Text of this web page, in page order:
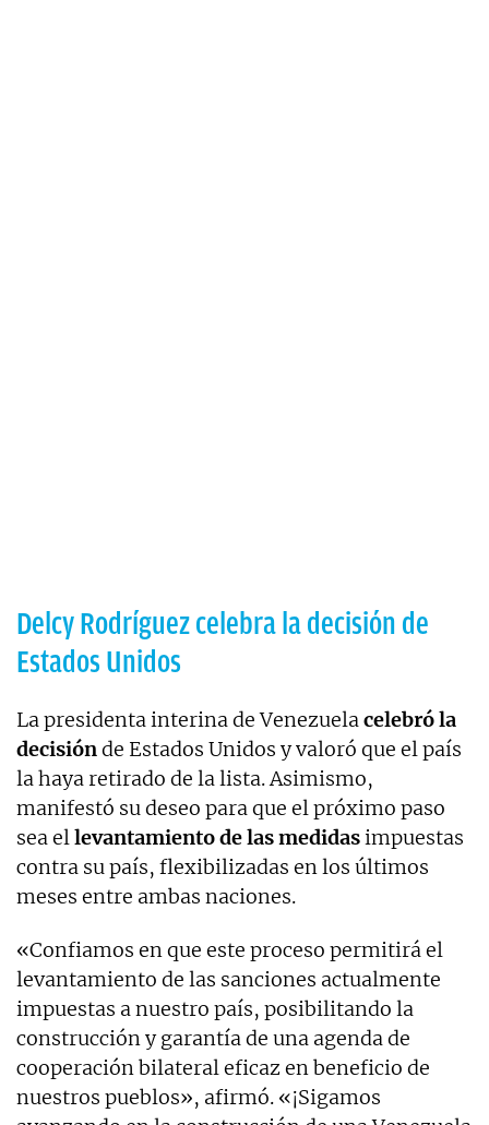
Delcy Rodríguez celebra la decisión de
Estados Unidos
La presidenta interina de Venezuelacelebró la
decisiónde Estados Unidos y valoró que el país
la haya retirado de la lista. Asimismo,
manifestó su deseo para que el próximo paso
sea ellevantamiento de las medidasimpuestas
contra su país, flexibilizadas en los últimos
meses entre ambas naciones.
«Confiamos en que este proceso permitirá el
levantamiento de las sanciones actualmente
impuestas a nuestro país, posibilitando la
construcción y garantía de una agenda de
cooperación bilateral eficaz en beneficio de
nuestros pueblos», afirmó. «¡Sigamos